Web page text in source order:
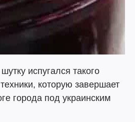
испугался такого
которую завершает
города под украинским